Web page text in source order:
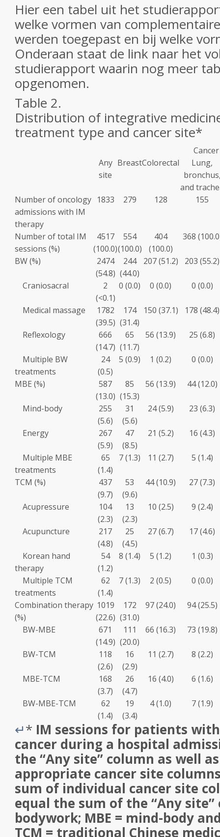
Hier een tabel uit het
welke vormen van
werden toegepast en bij welke
Onderaan staat de link naar het
studierapport waarin nog meer
opgenomen.
Table 2.
Distribution of integrative
treatment type and cancer site*
Any
site
BreastColorectal
Lung,
and
Number of oncology
admissions with IM
therapy
1833 279 128 155
Number of total IM
sessions (%)
4517
(100.0)
554
(100.0)
404
(100.0)
368
BW (%)
2474
(54.8)
244
(44.0)
207 (51.2) 203 (55.2)
Craniosacral
2
(<0.1)
0 (0.0) 0 (0.0) 0 (0.0)
Medical massage
1782
(39.5)
174
(31.4)
150 (37.1) 178 (48.4)
Reflexology
666
(14.7)
65
(11.7)
56 (13.9) 25 (6.8)
Multiple BW
treatments
24
(0.5)
5 (0.9) 1 (0.2) 0 (0.0)
MBE (%)
587
(13.0)
85
(15.3)
56 (13.9) 44 (12.0)
Mind-body
255
(5.6)
31
(5.6)
24 (5.9) 23 (6.3)
Energy
267
(5.9)
47
(8.5)
21 (5.2) 16 (4.3)
Multiple MBE
treatments
65
(1.4)
7 (1.3) 11 (2.7) 5 (1.4)
TCM (%)
437
(9.7)
53
(9.6)
44 (10.9) 27 (7.3)
Acupressure
104
(2.3)
13
(2.3)
10 (2.5) 9 (2.4)
Acupuncture
217
(4.8)
25
(4.5)
27 (6.7) 17 (4.6)
Korean hand
therapy
54
(1.2)
8 (1.4) 5 (1.2) 1 (0.3)
Multiple TCM
treatments
62
(1.4)
7 (1.3) 2 (0.5) 0 (0.0)
Combination therapy
(%)
1019
(22.6)
172
(31.0)
97 (24.0) 94 (25.5)
BW-MBE
671
(14.9)
111
(20.0)
66 (16.3) 73 (19.8)
BW-TCM
118
(2.6)
16
(2.9)
11 (2.7) 8 (2.2)
MBE-TCM
168
(3.7)
26
(4.7)
16 (4.0) 6 (1.6)
BW-MBE-TCM
62
(1.4)
19
(3.4)
4 (1.0) 7 (1.9)
↵* IM sessions for patients
cancer during a hospital
the “Any site” column as well
appropriate cancer site
sum of individual cancer site
equal the sum of the “Any site”
bodywork; MBE = mind-body
TCM = traditional Chinese